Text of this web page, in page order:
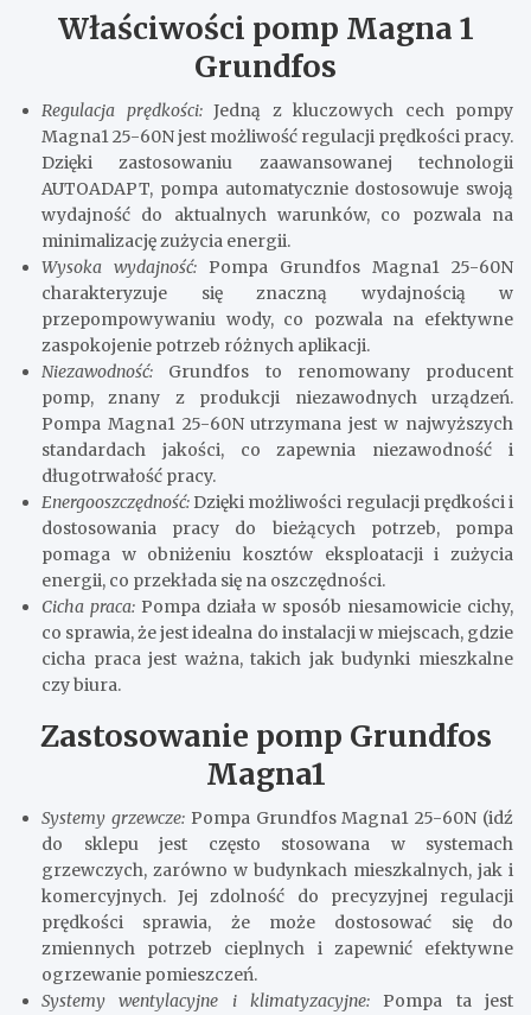
Właściwości pomp Magna 1
Grundfos
Regulacja prędkości:Jedną z kluczowych cech pompy
Magna1 25-60N jest możliwość regulacji prędkości pracy.
Dzięki zastosowaniu zaawansowanej technologii
AUTOADAPT, pompa automatycznie dostosowuje swoją
wydajność do aktualnych warunków, co pozwala na
minimalizację zużycia energii.
Wysoka wydajność: Pompa Grundfos Magna1 25-60N
charakteryzuje się znaczną wydajnością w
przepompowywaniu wody, co pozwala na efektywne
zaspokojenie potrzeb różnych aplikacji.
Niezawodność: Grundfos to renomowany producent
pomp, znany z produkcji niezawodnych urządzeń.
Pompa Magna1 25-60N utrzymana jest w najwyższych
standardach jakości, co zapewnia niezawodność i
długotrwałość pracy.
Energooszczędność:Dzięki możliwości regulacji prędkości i
dostosowania pracy do bieżących potrzeb, pompa
pomaga w obniżeniu kosztów eksploatacji i zużycia
energii, co przekłada się na oszczędności.
Cicha praca: Pompa działa w sposób niesamowicie cichy,
co sprawia, że jest idealna do instalacji w miejscach, gdzie
cicha praca jest ważna, takich jak budynki mieszkalne
czy biura.
Zastosowanie pomp Grundfos
Magna1
Systemy grzewcze:Pompa Grundfos Magna1 25-60N (idź
do sklepu jest często stosowana w systemach
grzewczych, zarówno w budynkach mieszkalnych, jak i
komercyjnych. Jej zdolność do precyzyjnej regulacji
prędkości sprawia, że może dostosować się do
zmiennych potrzeb cieplnych i zapewnić efektywne
ogrzewanie pomieszczeń.
Systemy wentylacyjne i klimatyzacyjne: Pompa ta jest